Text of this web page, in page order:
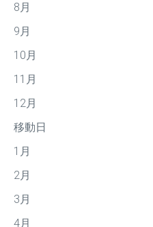
8月
9月
10月
11月
12月
移動日
1月
2月
3月
4月